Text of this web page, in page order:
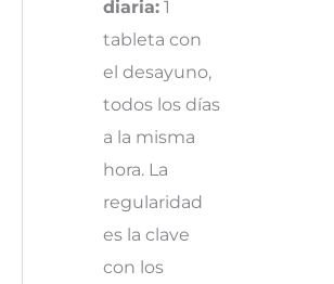
diaria:1
tableta con
el desayuno,
todos los días
a la misma
hora. La
regularidad
es la clave
con los